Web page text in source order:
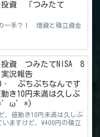
投資 「つみたて
一手？！ 増資と積立資金
投資 つみたてNISA 8
況報告
ぷちぷちなんです
き10円未満は久しぶ
値動き10円未満は久しぶ
ますけど、¥400円の積立